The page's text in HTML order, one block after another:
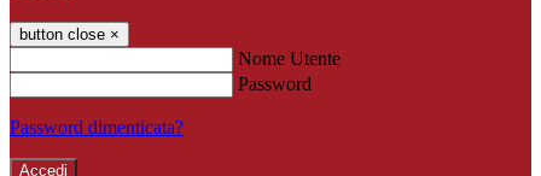
button close ×
Nome Utente
Password
Password dimenticata?